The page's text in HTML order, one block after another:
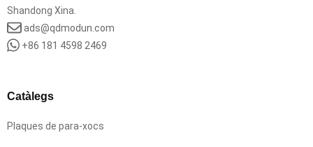
Shandong Xina.
ads@qdmodun.com
+86 181 4598 2469
Catàlegs
Plaques de para-xocs